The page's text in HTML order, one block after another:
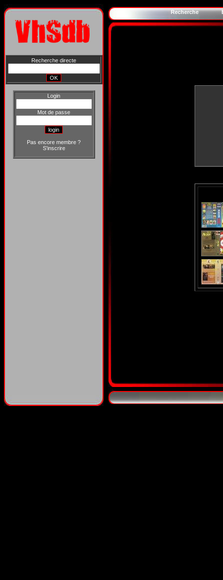
Recherche directe
Login
Mot de passe
Pas encore membre ?
S'inscrire
Recherche